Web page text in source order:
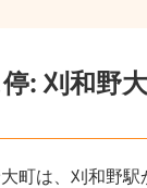
: 刈和野
町は、刈和野駅